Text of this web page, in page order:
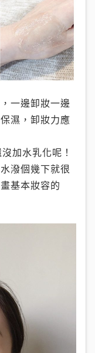
一邊卸妝一邊
濕，卸妝力應
加水乳化呢！
潑個幾下就很
基本妝容的